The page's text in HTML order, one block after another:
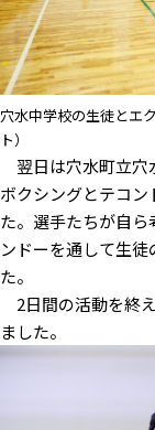
穴水中学校の生徒とエ
ト）
翌日は穴水町立穴
ボクシングとテコ
た。選手たちが自
ンドーを通して生
た。
2日間の活動を終
ました。